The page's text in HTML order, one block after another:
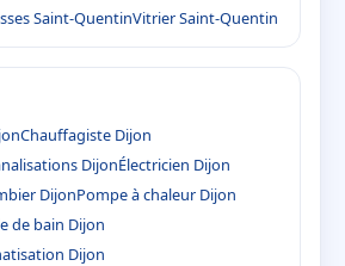
Saint-QuentinVitrier Saint-Quentin
Chauffagiste Dijon
DijonÉlectricien Dijon
DijonPompe à chaleur Dijon
de bain Dijon
Dijon